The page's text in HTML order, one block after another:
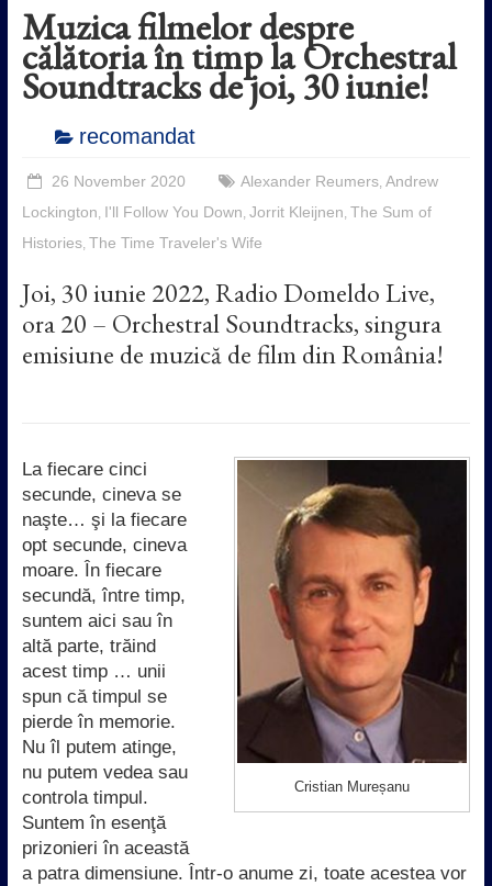
Muzica filmelor despre
călătoria în timp la Orchestral
Soundtracks de joi, 30 iunie!
recomandat
26 November 2020 Alexander Reumers, Andrew
Lockington I'll Follow You Down Jorrit Kleijnen The Sum of
Histories, The Time Traveler's Wife
Joi, 30 iunie 2022, Radio Domeldo Live,
ora 20 – Orchestral Soundtracks, singura
emisiune de muzică de film din România!
Cristian Mureșanu
La fiecare cinci
secunde, cineva se
naşte… şi la fiecare
opt secunde, cineva
moare. În fiecare
secundă, între timp,
suntem aici sau în
altă parte, trăind
acest timp … unii
spun că timpul se
pierde în memorie.
Nu îl putem atinge,
nu putem vedea sau
controla timpul.
Suntem în esenţă
prizonieri în această
a patra dimensiune. Într-o anume zi, toate acestea vor